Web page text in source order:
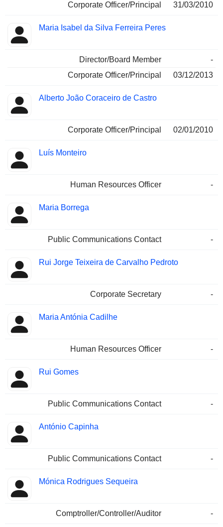
Corporate Officer/Principal 31/03/2010
Maria Isabel da Silva Ferreira Peres
Director/Board Member
-
Corporate Officer/Principal
03/12/2013
Alberto João Coraceiro de Castro
Corporate Officer/Principal 02/01/2010
Luís Monteiro
Human Resources Officer -
Maria Borrega
Public Communications Contact -
Rui Jorge Teixeira de Carvalho Pedroto
Corporate Secretary -
Maria Antónia Cadilhe
Human Resources Officer -
Rui Gomes
Public Communications Contact -
António Capinha
Public Communications Contact -
Mónica Rodrigues Sequeira
Comptroller/Controller/Auditor -